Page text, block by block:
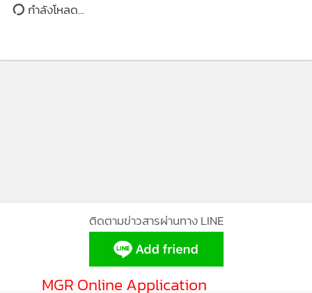
การซื้อประกันสุขภาพของคนอเมริกันจึงมีความเสี่ยงที่จะไม่ได้รับ
ทางการแพทย์ เนื่องจากค่ารักษาพยาบาลมีราคาแพง โดยพบว่า
มากกว่า 60% ของบุคคลล้มละลายในอเมริกามีสาเหตุมาจากไม่
สามารถจ่ายบิลค่ารักษาพยาบาลได้ และเกือบ ¾ ของผู้ที่ล้ม
ละลายนั้นมีประกันสุขภาพอยู่แล้ว แต่ประกันนั้นไม่ครอบคลุม
กำลังโหลด...
ติดตามข่าวสารผ่านทาง LINE
MGR Online Application